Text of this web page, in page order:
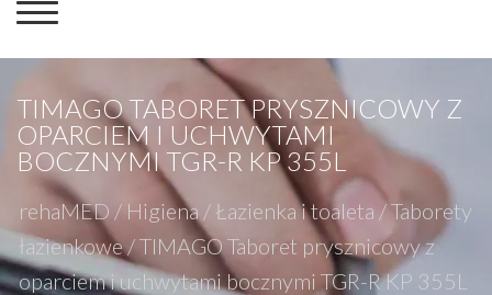
TIMAGO TABORET PRYSZNICOWY Z
OPARCIEM I UCHWYTAMI
BOCZNYMI TGR-R KP 355L
rehaMED / Higiena / Łazienka i toaleta /Taborety
łazienkowe /TIMAGO Taboret prysznicowy z
oparciem i uchwytami bocznymi TGR-R KP 355L